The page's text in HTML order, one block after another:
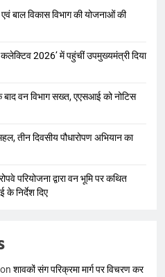
बाल विकास विभाग की योजनाओं की
कलेक्टिव 2026’ में पहुंचीं उपमुख्यमंत्री दिया
वन विभाग सख्त, एएसआई को नोटिस
तीन दिवसीय पौधारोपण अभियान का
परियोजना द्वारा वन भूमि पर कथित
के निर्देश दिए
शावकों संग परिक्रमा मार्ग पर विचरण कर